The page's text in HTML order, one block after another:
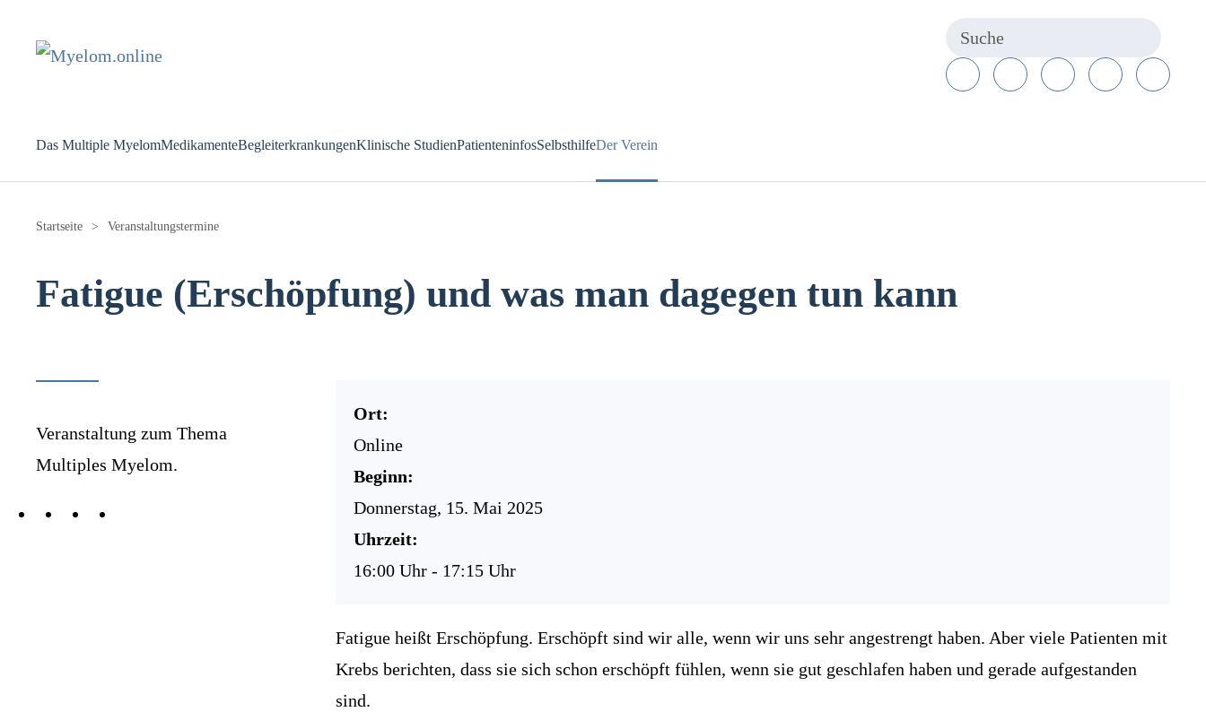
Zum Hauptinhalt springen
Das Multiple MyelomMedikamenteBegleiterkrankungenKlinische StudienPatienteninfosSelbsthilfeDer Verein
Startseite Veranstaltungstermine
Fatigue (Erschöpfung) und was man dagegen tun kann
Veranstaltung zum Thema
Multiples Myelom.
Ort:
Online
Beginn:
Donnerstag, 15. Mai 2025
Uhrzeit:
16:00 Uhr - 17:15 Uhr
Fatigue heißt Erschöpfung. Erschöpft sind wir alle, wenn wir uns sehr angestrengt haben. Aber viele Patienten mit
Krebs berichten, dass sie sich schon erschöpft fühlen, wenn sie gut geschlafen haben und gerade aufgestanden
sind.